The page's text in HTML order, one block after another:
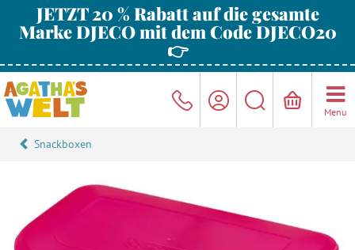
JETZT 20 % Rabatt auf die gesamte
Marke DJECO mit dem Code DJECO20
👉
Menu
Snackboxen